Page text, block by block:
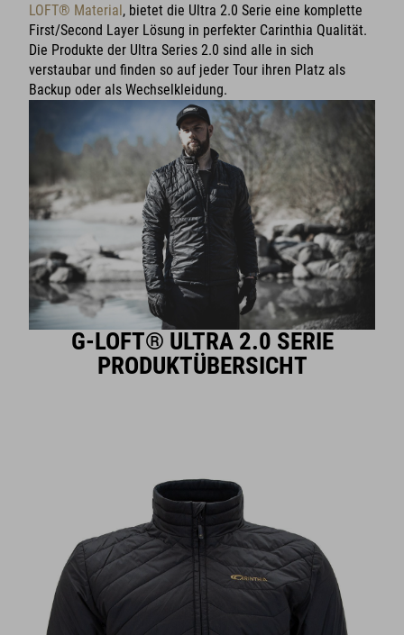
LOFT® Material, bietet die Ultra 2.0 Serie eine komplette
First/Second Layer Lösung in perfekter Carinthia Qualität.
Die Produkte der Ultra Series 2.0 sind alle in sich
verstaubar und finden so auf jeder Tour ihren Platz als
Backup oder als Wechselkleidung.
G-LOFT® ULTRA 2.0 SERIE
PRODUKTÜBERSICHT